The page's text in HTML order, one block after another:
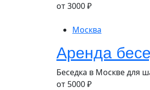
от3000₽
Москва
Аренда
Беседка в Москве для
от 5000₽